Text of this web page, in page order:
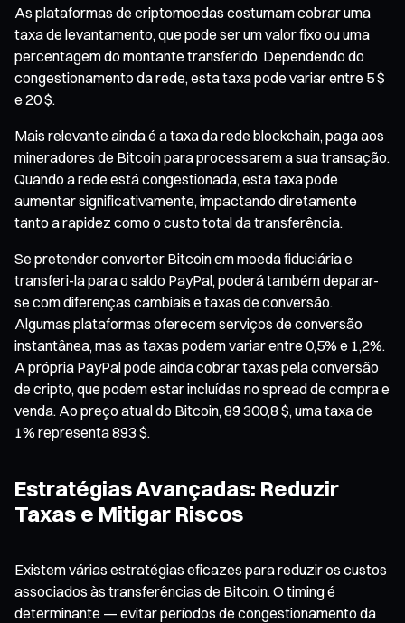
As plataformas de criptomoedas costumam cobrar uma
taxa de levantamento, que pode ser um valor fixo ou uma
percentagem do montante transferido. Dependendo do
congestionamento da rede, esta taxa pode variar entre 5 $
e 20 $.
Mais relevante ainda é a taxa da rede blockchain, paga aos
mineradores de Bitcoin para processarem a sua transação.
Quando a rede está congestionada, esta taxa pode
aumentar significativamente, impactando diretamente
tanto a rapidez como o custo total da transferência.
Se pretender converter Bitcoin em moeda fiduciária e
transferi-la para o saldo PayPal, poderá também deparar-
se com diferenças cambiais e taxas de conversão.
Algumas plataformas oferecem serviços de conversão
instantânea, mas as taxas podem variar entre 0,5% e 1,2%.
A própria PayPal pode ainda cobrar taxas pela conversão
de cripto, que podem estar incluídas no spread de compra e
venda. Ao preço atual do Bitcoin, 89 300,8 $, uma taxa de
1% representa 893 $.
Estratégias Avançadas: Reduzir
Taxas e Mitigar Riscos
Existem várias estratégias eficazes para reduzir os custos
associados às transferências de Bitcoin. O timing é
determinante — evitar períodos de congestionamento da